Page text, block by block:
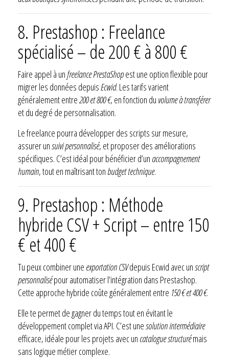
8. Prestashop : Freelance
spécialisé – de 200 € à 800 €
Faire appel à unfreelance PrestaShopest une option flexible pour
migrer les données depuisEcwid. Les tarifs varient
généralement entre200 et 800 €, en fonction du volume à transférer
et du degré de personnalisation.
Le freelance pourra développer des scripts sur mesure,
assurer unsuivi personnalisé, et proposer des améliorations
spécifiques. C’est idéal pour bénéficier d’un accompagnement
humain, tout en maîtrisant ton budget technique.
9. Prestashop : Méthode
hybride CSV + Script – entre 150
€ et 400 €
Tu peux combiner une exportation CSVdepuis Ecwid avec unscript
personnalisépour automatiser l’intégration dans Prestashop.
Cette approche hybride coûte généralement entre 150 € et 400 €.
Elle te permet de gagner du temps tout en évitant le
développement complet via API. C’est unesolution intermédiaire
efficace, idéale pour les projets avec un catalogue structurémais
sans logique métier complexe.